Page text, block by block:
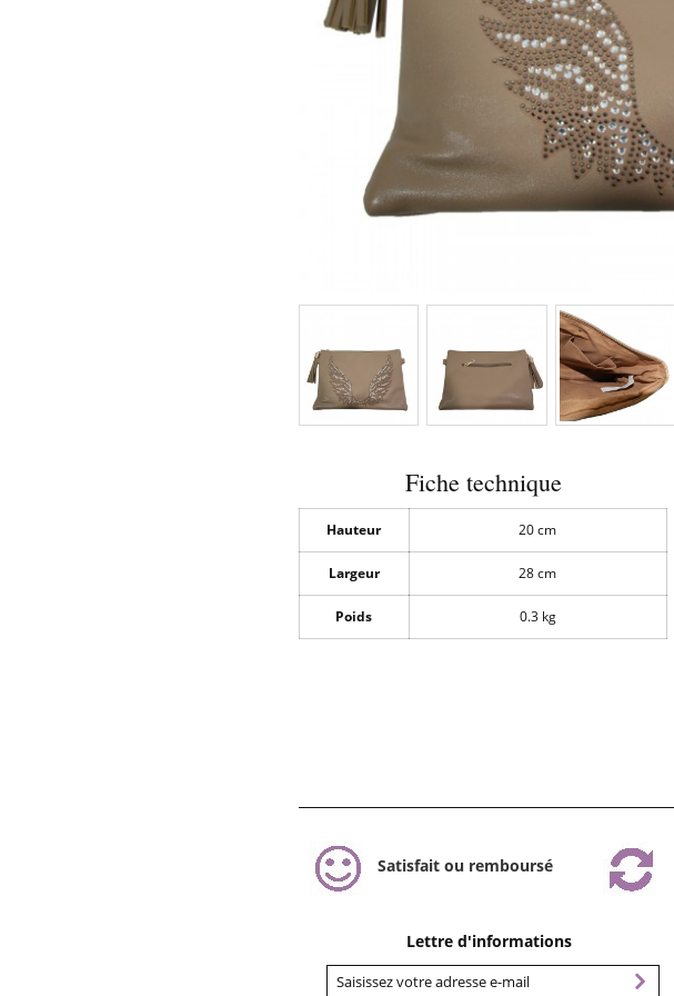
Fiche technique
Hauteur 20 cm
Largeur 28 cm
Poids 0.3 kg
Satisfait ou remboursé
Lettre d'informations